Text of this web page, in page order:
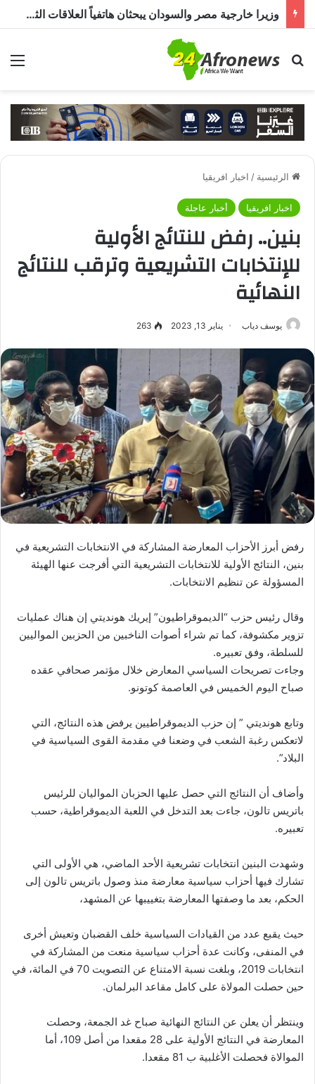
وزيرا خارجية مصر والسودان يبحثان هاتفياً العلاقات الثنائية وتطورات الأزمة السودانية
بحث عن
الرئيسية / اخبار افريقيا
اخبار افريقيا أخبار عاجلة
بنين.. رفض للنتائج الأولية
للإنتخابات التشريعية وترقب للنتائج
النهائية
يوسف دياب يناير 13, 2023 263
رفض أبرز الأحزاب المعارضة المشاركة في الانتخابات التشريعية في
بنين، النتائج الأولية للانتخابات التشريعية التي أفرجت عنها الهيئة
المسؤولة عن تنظيم الانتخابات.
وقال رئيس حزب “الديموقراطيون” إيريك هونديتي إن هناك عمليات
تزوير مكشوفة، كما تم شراء أصوات الناخبين من الحزبين المواليين
للسلطة، وفق تعبيره.
وجاءت تصريحات السياسي المعارض خلال مؤتمر صحافي عقده
صباح اليوم الخميس في العاصمة كوتونو.
وتابع هونديتي ” إن حزب الديموقراطيين يرفض هذه النتائج، التي
لاتعكس رغبة الشعب في وضعنا في مقدمة القوى السياسية في
البلاد”.
وأضاف أن النتائج التي حصل عليها الحزبان المواليان للرئيس
باتريس تالون، جاءت بعد التدخل في اللعبة الديموقراطية، حسب
تعبيره.
وشهدت البنين انتخابات تشريعية الأحد الماضي، هي الأولى التي
تشارك فيها أحزاب سياسية معارضة منذ وصول باتريس تالون إلى
الحكم، بعد ما وصفتها المعارضة بتغييبها عن المشهد،
حيث يقبع عدد من القيادات السياسية خلف القضبان وتعيش أخرى
في المنفى، وكانت عدة أحزاب سياسية منعت من المشاركة في
انتخابات 2019، وبلغت نسبة الامتناع عن التصويت 70 في المائة، في
حين حصلت المولاة على كامل مقاعد البرلمان.
وينتظر أن يعلن عن النتائج النهائية صباح غد الجمعة، وحصلت
المعارضة في النتائج الأولية على 28 مقعدا من أصل 109، أما
الموالاة فحصلت الأغلبية ب 81 مقعدا.